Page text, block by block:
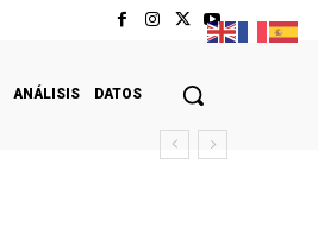
ANÁLISIS DATOS